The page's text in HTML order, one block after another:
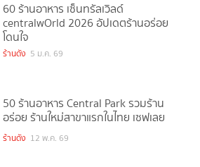
60 ร้านอาหาร เซ็นทรัลเวิลด์
centralwOrld 2026 อัปเดตร้านอร่อย
โดนใจ
ร้านดัง 5 ม.ค. 69
50 ร้านอาหาร Central Park รวมร้าน
อร่อย ร้านใหม่สาขาแรกในไทย เซฟเลย
ร้านดัง 12 พ.ค. 69